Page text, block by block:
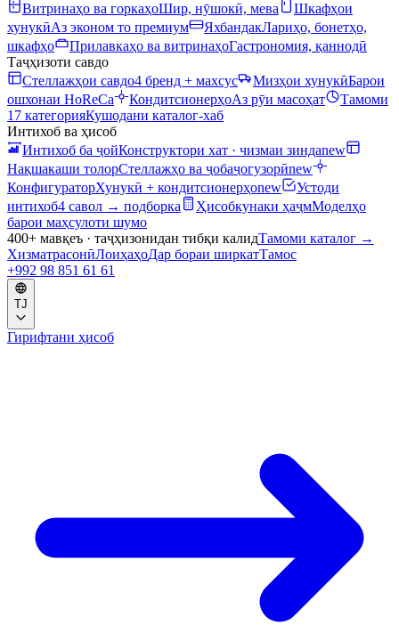
Витринаҳо ва горкаҳоШир, нӯшокӣ, мева
Шкафҳои
хунукӣАз эконом то премиум ЯхбандакЛариҳо, бонетҳо,
шкафҳо
Прилавкаҳо ва витринаҳоГастрономия, қаннодӣ
Таҷҳизоти савдо
Стеллажҳои савдо4 бренд + махсус Мизҳои хунукӣБарои
ошхонаи HoReCa
КондитсионерҳоАз рӯи масоҳат
Тамоми
17 категорияКушодани каталог-хаб
Интихоб ва ҳисоб
Интихоб ба ҷойКонструктори хат · чизмаи зиндаnew
Нақшакаши толорСтеллажҳо ва ҷобаҷогузорӣnew
КонфигураторХунукӣ + кондитсионерҳоnew
Устоди
интихоб4 савол → подборка Ҳисобкунаки ҳаҷмМоделҳо
барои маҳсулоти шумо
400+ мавқеъ · таҷҳизонидан тибқи калидТамоми каталог →
ХизматрасонӣЛоиҳаҳоДар бораи ширкатТамос
+992 98 851 61 61
TJ
Гирифтани ҳисоб